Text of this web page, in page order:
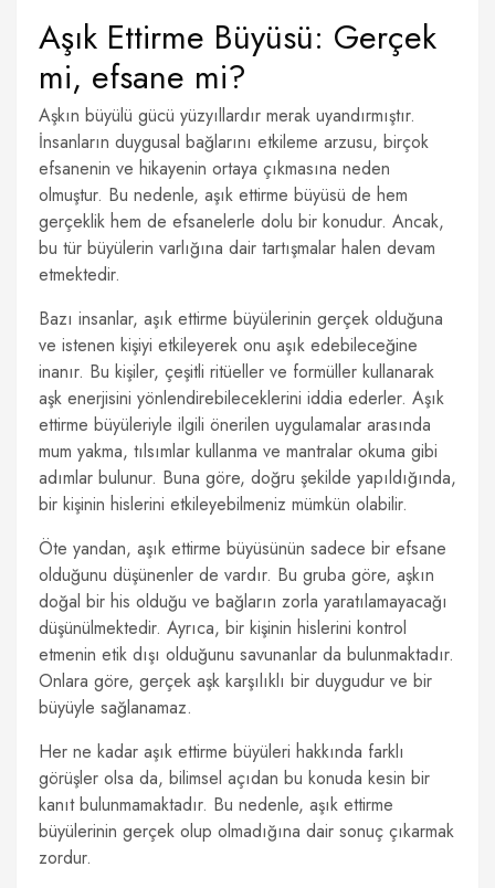
Aşık Ettirme Büyüsü: Gerçek
mi, efsane mi?
Aşkın büyülü gücü yüzyıllardır merak uyandırmıştır.
İnsanların duygusal bağlarını etkileme arzusu, birçok
efsanenin ve hikayenin ortaya çıkmasına neden
olmuştur. Bu nedenle, aşık ettirme büyüsü de hem
gerçeklik hem de efsanelerle dolu bir konudur. Ancak,
bu tür büyülerin varlığına dair tartışmalar halen devam
etmektedir.
Bazı insanlar, aşık ettirme büyülerinin gerçek olduğuna
ve istenen kişiyi etkileyerek onu aşık edebileceğine
inanır. Bu kişiler, çeşitli ritüeller ve formüller kullanarak
aşk enerjisini yönlendirebileceklerini iddia ederler. Aşık
ettirme büyüleriyle ilgili önerilen uygulamalar arasında
mum yakma, tılsımlar kullanma ve mantralar okuma gibi
adımlar bulunur. Buna göre, doğru şekilde yapıldığında,
bir kişinin hislerini etkileyebilmeniz mümkün olabilir.
Öte yandan, aşık ettirme büyüsünün sadece bir efsane
olduğunu düşünenler de vardır. Bu gruba göre, aşkın
doğal bir his olduğu ve bağların zorla yaratılamayacağı
düşünülmektedir. Ayrıca, bir kişinin hislerini kontrol
etmenin etik dışı olduğunu savunanlar da bulunmaktadır.
Onlara göre, gerçek aşk karşılıklı bir duygudur ve bir
büyüyle sağlanamaz.
Her ne kadar aşık ettirme büyüleri hakkında farklı
görüşler olsa da, bilimsel açıdan bu konuda kesin bir
kanıt bulunmamaktadır. Bu nedenle, aşık ettirme
büyülerinin gerçek olup olmadığına dair sonuç çıkarmak
zordur.